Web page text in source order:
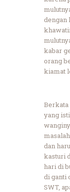
dengan
kabar
orang
kiamat
Berkata
yang
dan
kasturi
hari di
di ganti
SWT,